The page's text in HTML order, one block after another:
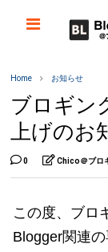
Home お知らせ
ブロギン
上げのお
0 Chico＠ブロ
この度、ブロ
Blogger関連